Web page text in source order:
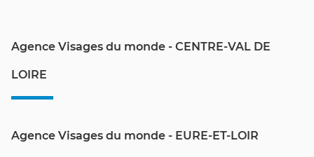
Agence Visages du monde - CENTRE-VAL DE
LOIRE
Agence Visages du monde - EURE-ET-LOIR